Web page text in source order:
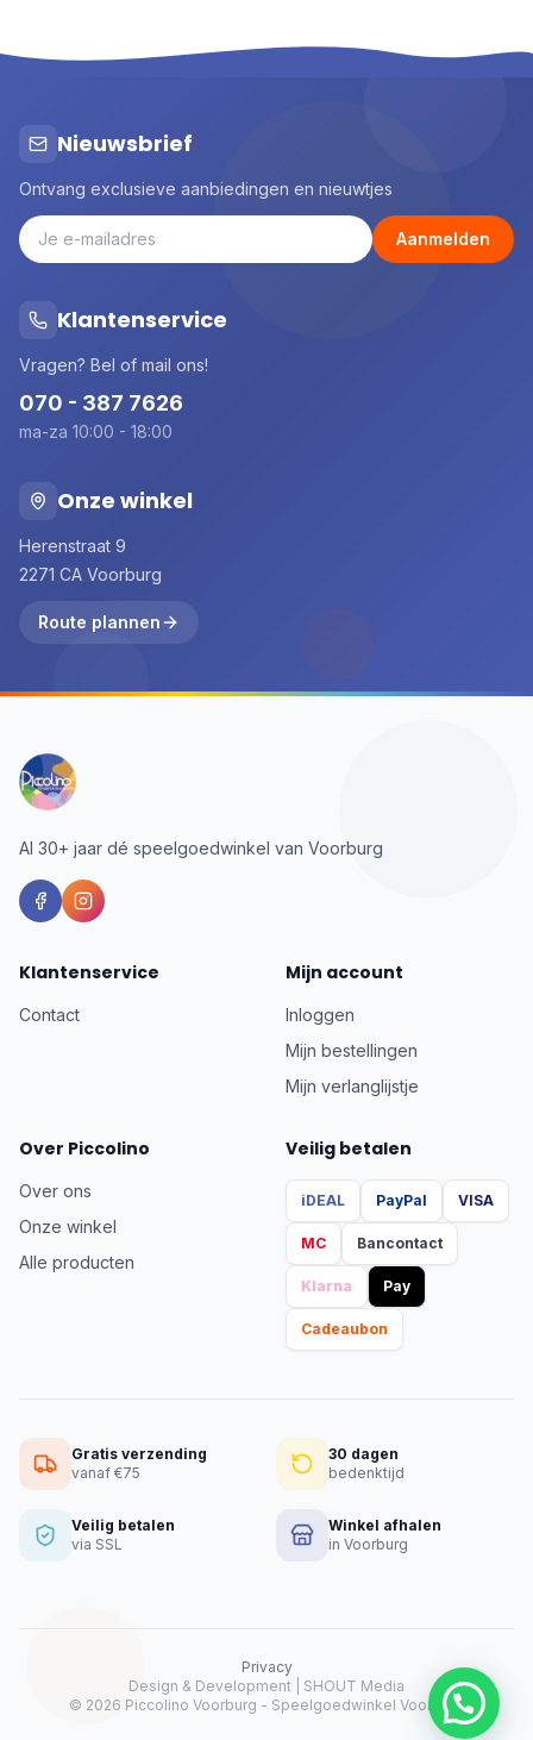
Nieuwsbrief
Ontvang exclusieve aanbiedingen en nieuwtjes
Aanmelden
Klantenservice
Vragen? Bel of mail ons!
070 - 387 7626
ma-za 10:00 - 18:00
Onze winkel
Herenstraat 9
2271 CA Voorburg
Route plannen
Al 30+ jaar dé speelgoedwinkel van Voorburg
Klantenservice
Contact
Mijn account
Inloggen
Mijn bestellingen
Mijn verlanglijstje
Over Piccolino
Over ons
Onze winkel
Alle producten
Veilig betalen
iDEAL PayPal VISA
MC Bancontact
Klarna Pay
Cadeaubon
Gratis verzending
vanaf €75
30 dagen
bedenktijd
Veilig betalen
via SSL
Winkel afhalen
in Voorburg
Privacy
Design & Development | SHOUT Media
© 2026 Piccolino Voorburg - Speelgoedwinkel Voorburg
Heeft u hulp nodig?